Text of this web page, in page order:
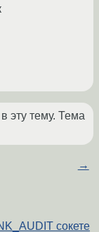
эту тему. Тема
→
сокете